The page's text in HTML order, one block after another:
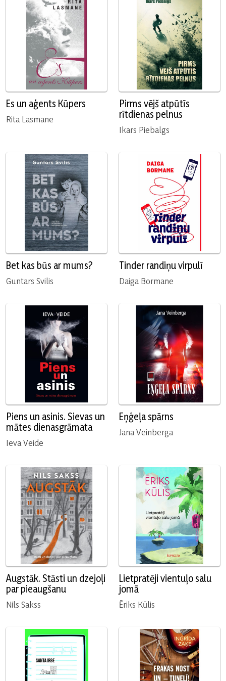
Es un aģents Kūpers
Rita Lasmane
Pirms vējš atpūtīs
rītdienas pelnus
Ikars Piebalgs
Bet kas būs ar mums?
Guntars Svilis
Tinder randiņu virpulī
Daiga Bormane
Piens un asinis. Sievas un
mātes dienasgrāmata
Ieva Veide
Eņģeļa spārns
Jana Veinberga
Augstāk. Stāsti un dzejoļi
par pieaugšanu
Nils Sakss
Lietpratēji vientuļo salu
jomā
Ēriks Kūlis